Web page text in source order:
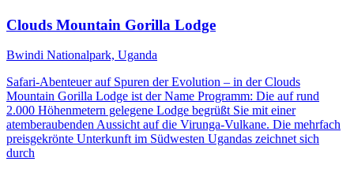
Clouds Mountain Gorilla Lodge
Bwindi Nationalpark, Uganda
Safari-Abenteuer auf Spuren der Evolution – in der Clouds
Mountain Gorilla Lodge ist der Name Programm: Die auf rund
2.000 Höhenmetern gelegene Lodge begrüßt Sie mit einer
atemberaubenden Aussicht auf die Virunga-Vulkane. Die mehrfach
preisgekrönte Unterkunft im Südwesten Ugandas zeichnet sich
durch